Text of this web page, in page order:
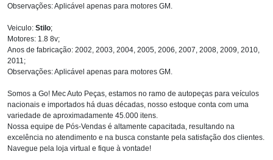
Observações: Aplicável apenas para motores GM.
Veiculo: Stilo;
Motores: 1.8 8v;
Anos de fabricação: 2002, 2003, 2004, 2005, 2006, 2007, 2008, 2009, 2010,
2011;
Observações: Aplicável apenas para motores GM.
Somos a Go! Mec Auto Peças, estamos no ramo de autopeças para veículos
nacionais e importados há duas décadas, nosso estoque conta com uma
variedade de aproximadamente 45.000 itens.
Nossa equipe de Pós-Vendas é altamente capacitada, resultando na
excelência no atendimento e na busca constante pela satisfação dos clientes.
Navegue pela loja virtual e fique à vontade!